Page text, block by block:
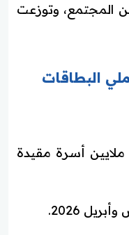
المجتمع، وتوزعت
البطاقات
صرف 400 جنيه إضافية لـ 10 ملايين أسرة مقيدة
2026.